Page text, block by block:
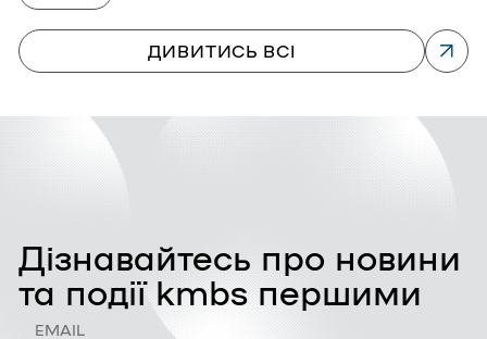
ДИВИТИСЬ ВСІ
Дізнавайтесь про новини
та події kmbs першими